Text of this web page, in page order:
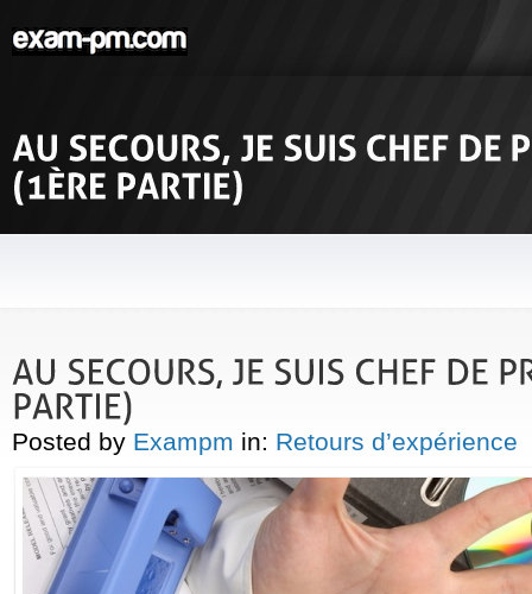
Posted by Exampm in: Retours d’expérience